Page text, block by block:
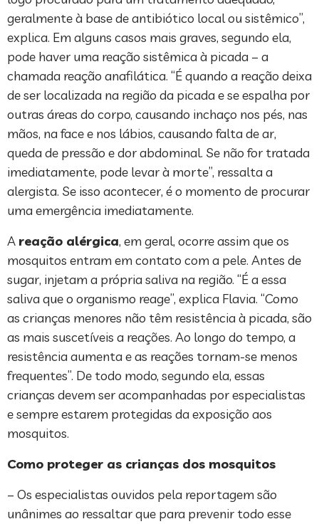
geralmente à base de antibiótico local ou sistêmico”,
explica. Em alguns casos mais graves, segundo ela,
pode haver uma reação sistêmica à picada – a
chamada reação anafilática. “É quando a reação deixa
de ser localizada na região da picada e se espalha por
outras áreas do corpo, causando inchaço nos pés, nas
mãos, na face e nos lábios, causando falta de ar,
queda de pressão e dor abdominal. Se não for tratada
imediatamente, pode levar à morte”, ressalta a
alergista. Se isso acontecer, é o momento de procurar
uma emergência imediatamente.
A reação alérgica, em geral, ocorre assim que os
mosquitos entram em contato com a pele. Antes de
sugar, injetam a própria saliva na região. “É a essa
saliva que o organismo reage”, explica Flavia. “Como
as crianças menores não têm resistência à picada, são
as mais suscetíveis a reações. Ao longo do tempo, a
resistência aumenta e as reações tornam-se menos
frequentes”. De todo modo, segundo ela, essas
crianças devem ser acompanhadas por especialistas
e sempre estarem protegidas da exposição aos
mosquitos.
Como proteger as crianças dos mosquitos
– Os especialistas ouvidos pela reportagem são
unânimes ao ressaltar que para prevenir todo esse